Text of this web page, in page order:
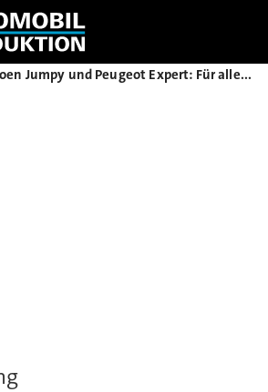
Citroen Jumpy und Peugeot Expert: Für alles gewappnet?